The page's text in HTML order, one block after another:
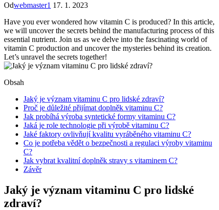
Odwebmaster1 17. 1. 2023
Have you ever wondered how vitamin C is produced? In this article,
we will uncover the secrets behind the manufacturing process of this
essential nutrient. Join us as we delve into the fascinating world of
vitamin C production and uncover the mysteries behind its creation.
Let’s unravel the secrets together!
Obsah
Jaký je význam vitaminu C pro lidské zdraví?
Proč je důležité přijímat doplněk vitaminu C?
Jak probíhá výroba syntetické formy vitaminu C?
Jaká je role technologie při výrobě vitaminu C?
Jaké faktory ovlivňují kvalitu vyráběného vitaminu C?
Co je potřeba vědět o bezpečnosti a regulaci výroby vitaminu
C?
Jak vybrat kvalitní doplněk stravy s vitaminem C?
Závěr
Jaký je význam vitaminu C pro lidské
zdraví?